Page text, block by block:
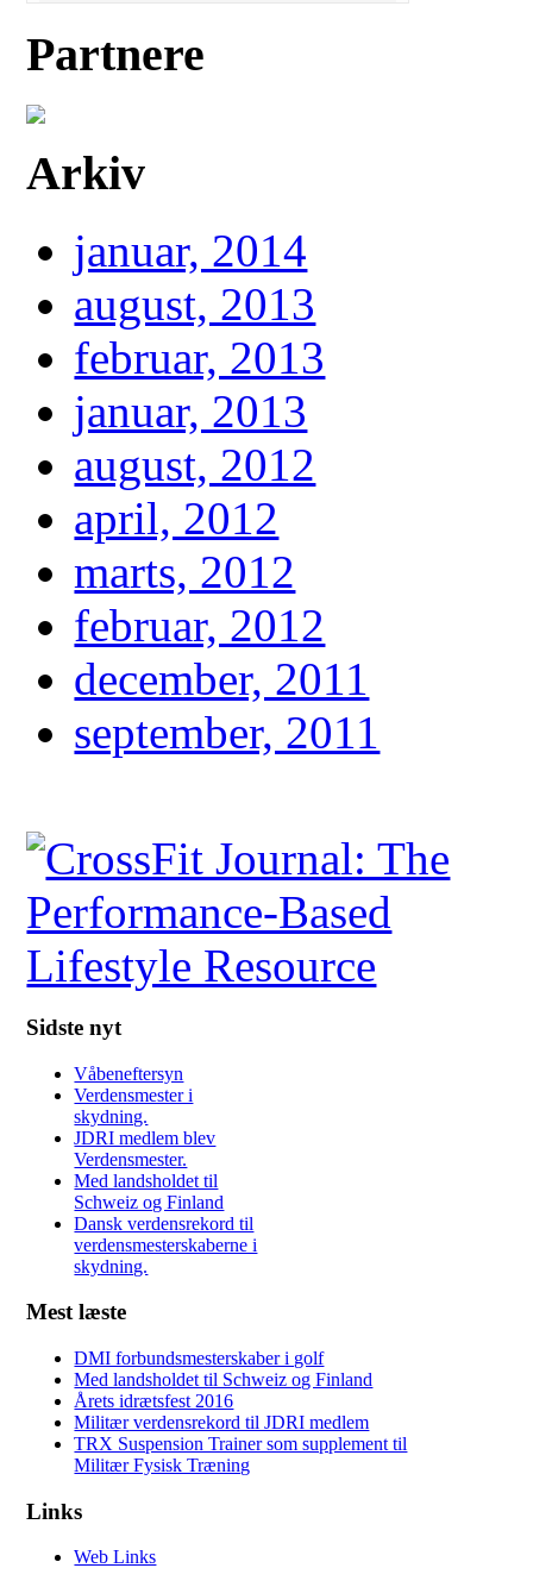
Partnere
Arkiv
januar, 2014
august, 2013
februar, 2013
januar, 2013
august, 2012
april, 2012
marts, 2012
februar, 2012
december, 2011
september, 2011
Sidste nyt
Våbeneftersyn
Verdensmester i
skydning.
JDRI medlem blev
Verdensmester.
Med landsholdet til
Schweiz og Finland
Dansk verdensrekord til
verdensmesterskaberne i
skydning.
Mest læste
DMI forbundsmesterskaber i golf
Med landsholdet til Schweiz og Finland
Årets idrætsfest 2016
Militær verdensrekord til JDRI medlem
TRX Suspension Trainer som supplement til
Militær Fysisk Træning
Links
Web Links